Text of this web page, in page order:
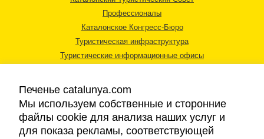
Профессионалы
Каталонское Конгресс-Бюро
Туристическая инфраструктура
Туристические информационные офисы
Печенье catalunya.com
Мы используем собственные и сторонние
файлы cookie для анализа наших услуг и
для показа рекламы, соответствующей